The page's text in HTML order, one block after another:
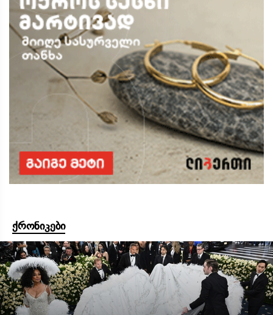
ქრონიკები